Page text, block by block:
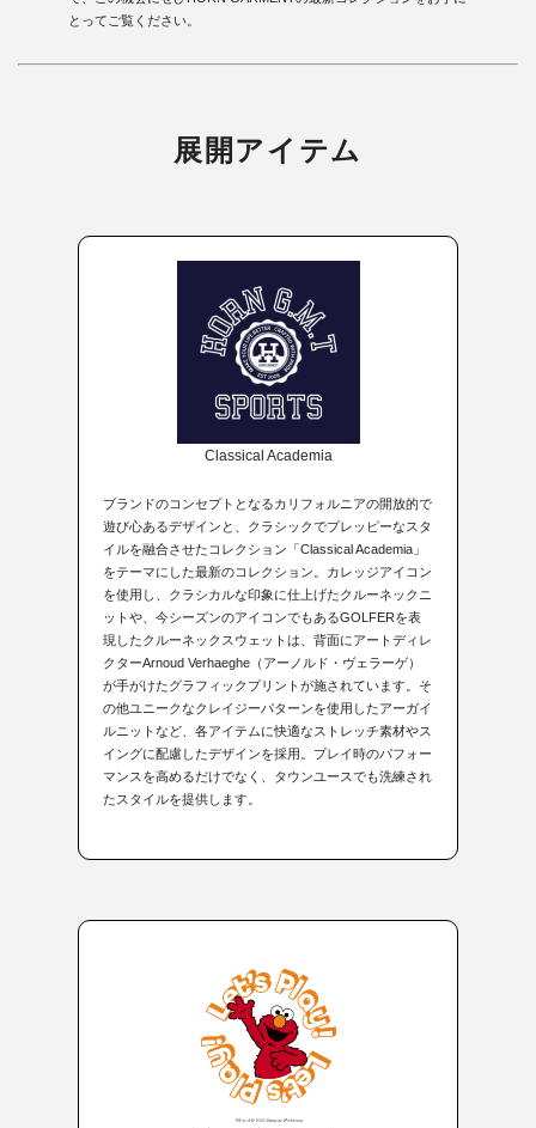
とってご覧ください。
展開アイテム
Classical Academia
ブランドのコンセプトとなるカリフォルニアの開放的で
遊び心あるデザインと、クラシックでプレッピーなスタ
イルを融合させたコレクション「Classical Academia」
をテーマにした最新のコレクション。カレッジアイコン
を使用し、クラシカルな印象に仕上げたクルーネックニ
ットや、今シーズンのアイコンでもあるGOLFERを表
現したクルーネックスウェットは、背面にアートディレ
クターArnoud Verhaeghe（アーノルド・ヴェラーゲ）
が手がけたグラフィックプリントが施されています。そ
の他ユニークなクレイジーパターンを使用したアーガイ
ルニットなど、各アイテムに快適なストレッチ素材やス
イングに配慮したデザインを採用。プレイ時のパフォー
マンスを高めるだけでなく、タウンユースでも洗練され
たスタイルを提供します。